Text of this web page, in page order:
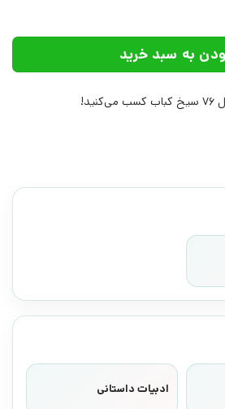
علم عدد
به سبد خرید
76 سیخ کباب کسب می‌کنید!
ادبیات داستانی